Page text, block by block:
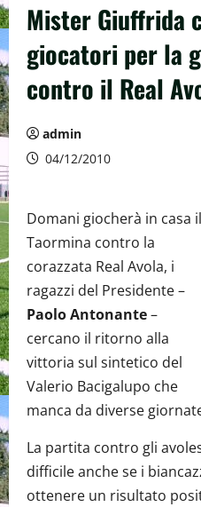
Mister Giuffrida
giocatori per la
contro il Real
admin
04/12/2010
Domani giocherà in casa il
Taormina contro la
corazzata Real Avola, i
ragazzi del Presidente –
Paolo Antonante–
cercano il ritorno alla
vittoria sul sintetico del
Valerio Bacigalupo che
manca da diverse
La partita contro gli
difficile anche se i
ottenere un risultato